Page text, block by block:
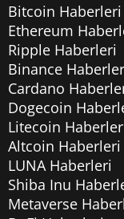
Bitcoin Haberleri
Ethereum
Ripple Haberleri
Binance
Cardano
Dogecoin
Litecoin
Altcoin Haberleri
LUNA Haberleri
Shiba Inu
Metaverse